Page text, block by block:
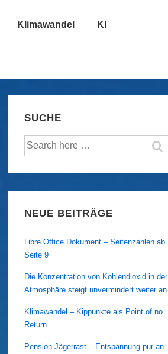
Klimawandel KI
SUCHE
Suche
nach:
NEUE BEITRÄGE
Libre Office Dokument – Seitenzahlen ab
Seite 9
Die Konzentration von Kohlendioxid in der
Atmosphäre steigt unvermindert weiter an
Klimawandel – Kippunkte als Point of no
Return
Pension Jägerrast – Entspannung pur an